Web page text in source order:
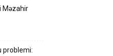
Məzahir
problemi: